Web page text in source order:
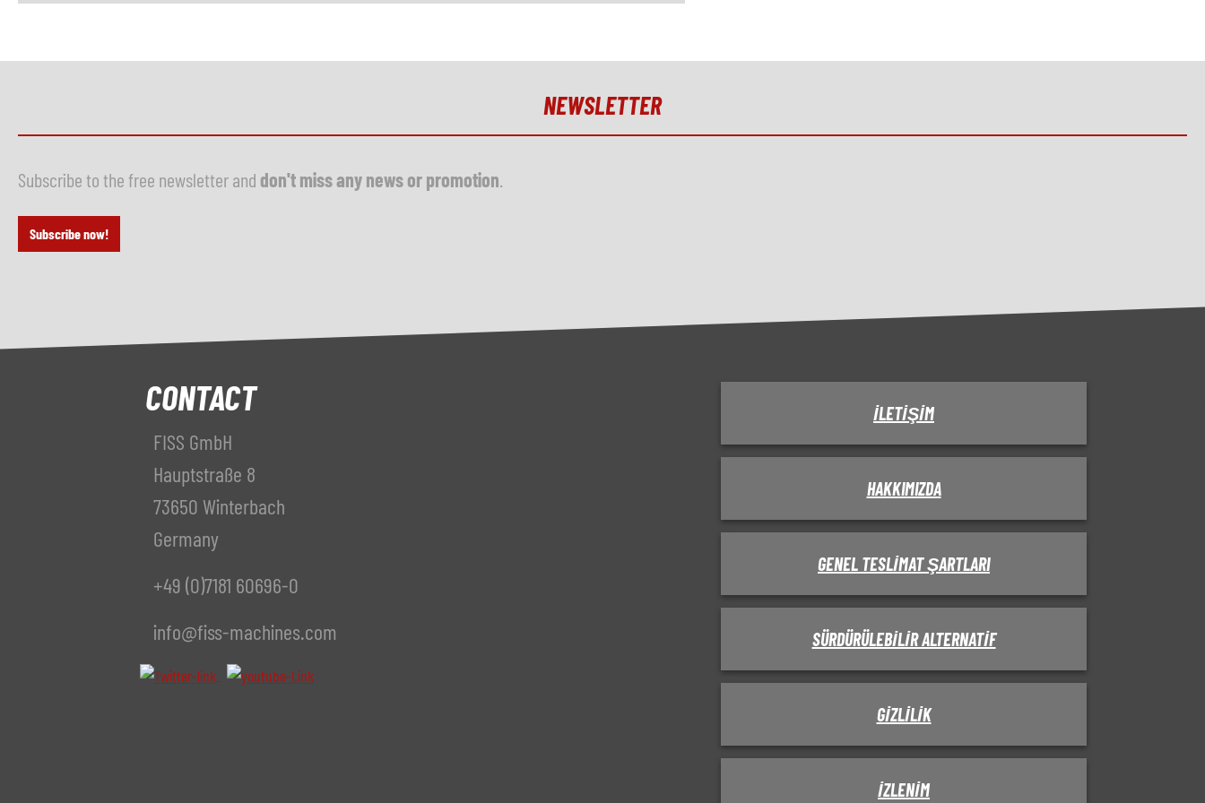
NEWSLETTER
Subscribe to the free newsletter and don't miss any news or promotion
Subscribe now!
CONTACT
FISS GmbH
Hauptstraße 8
73650 Winterbach
Germany
+49 (0)7181 60696-0
info@fiss-machines.com
İLETIŞIM
HAKKIMIZDA
GENEL TESLIMAT ŞARTLARI
SÜRDÜRÜLEBILIR ALTERNATIF
GIZLILIK
IZLENIM